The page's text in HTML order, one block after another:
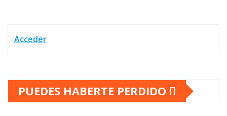
Acceder
PUEDES HABERTE PERDIDO